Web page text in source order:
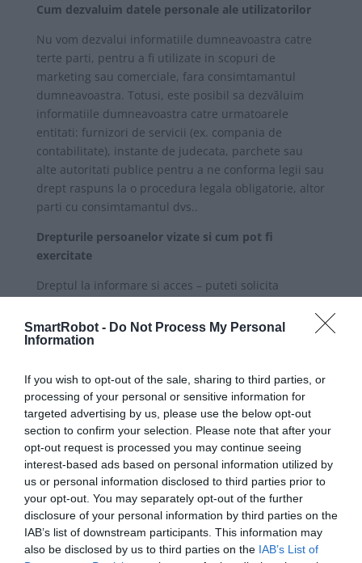
SmartRobot - Do Not Process My Personal
Information
If you wish to opt-out of the sale, sharing to third parties, or
processing of your personal or sensitive information for
targeted advertising by us, please use the below opt-out
section to confirm your selection. Please note that after your
opt-out request is processed you may continue seeing
interest-based ads based on personal information utilized by
us or personal information disclosed to third parties prior to
your opt-out. You may separately opt-out of the further
disclosure of your personal information by third parties on the
IAB’s list of downstream participants. This information may
also be disclosed by us to third parties on the IAB’s List of
Cum dezvaluim datele personale ale utilizatorilor
Nu vom dezvalui informatiile dumneavoastra catre
terte parti, pentru a fi utilizate in scopuri de
marketing sau comerciale, fara consimtamantul
dumneavoastra. Totusi, este posibil sa dezvăluim
informatiile dumneavoastra catre urmatoarele
entitati: furnizori de servicii (ex. compania de
contabilitate), instante de judecata, parchete sau
alte autoritati publice pentru a ne conforma legii sau
drept raspuns la o procedura legala obligatorie, altor
parti cu consimtamantul dvs..
Drepturile persoanelor vizate si cum pot fi
exercitate
Dreptul la informare si acces – puteti solicita
personale.
moment.
Dreptul la stergerea datelor – puteti cere stergerea
datelor, in cazul in care prelucrarea acestora nu a
fost legala sau in alte cazuri prevazute de lege.
Dreptul la restrictionarea prelucrarii – puteti solicita
restricționarea prelucrarii in cazul in care contestati
exactitatea datelor, precum si in alte cazuri
prevazute de lege.